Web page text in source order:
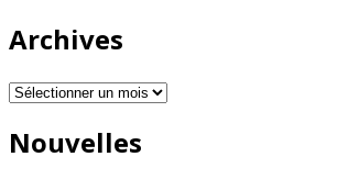
Archives
Archives
Nouvelles